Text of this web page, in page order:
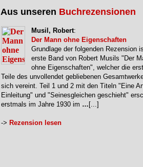
Aus unseren Buchrezensionen
Musil, Robert:
Der Mann ohne Eigenschaften
Grundlage der folgenden Rezension
erste Band von Robert Musils "Der
ohne Eigenschaften", welcher die
Teile des unvollendet gebliebenen
sich vereint. Teil 1 und 2 mit den Titeln "Eine
Einleitung" und "Seinesgleichen geschieht"
erstmals im Jahre 1930 im … [...]
-> Rezension lesen